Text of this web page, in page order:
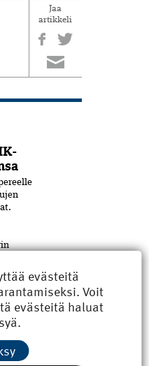
Jaa
artikkeli
on ollut
tuli
evästeitä
Voit
evästeitä haluat